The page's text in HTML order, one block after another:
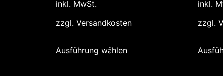
inkl. MwSt.
zzgl. Versandkosten
Ausführung wählen
inkl.
zzgl.